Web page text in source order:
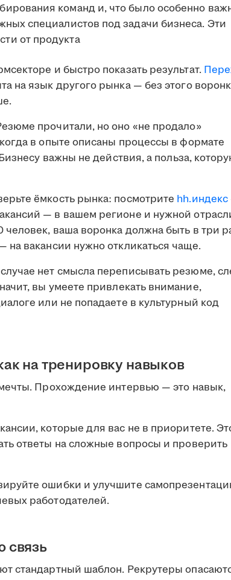
команд и, что было особенно
специалистов под задачи бизнеса. Эти
от продукта
и быстро показать результат.
на язык другого рынка — без этого
прочитали, но оно «не продало»
в опыте описаны процессы в формате
важны не действия, а польза,
ёмкость рынка: посмотрите hh.индекс
— в вашем регионе и нужной
ваша воронка должна быть в три
вакансии нужно откликаться чаще.
нет смысла переписывать резюме,
вы умеете привлекать внимание,
или не попадаете в культурный код
на тренировку навыков
Прохождение интервью — это навык,
которые для вас не в приоритете.
ответы на сложные вопросы и проверить
ошибки и улучшите
работодателей.
связь
стандартный шаблон. Рекрутеры